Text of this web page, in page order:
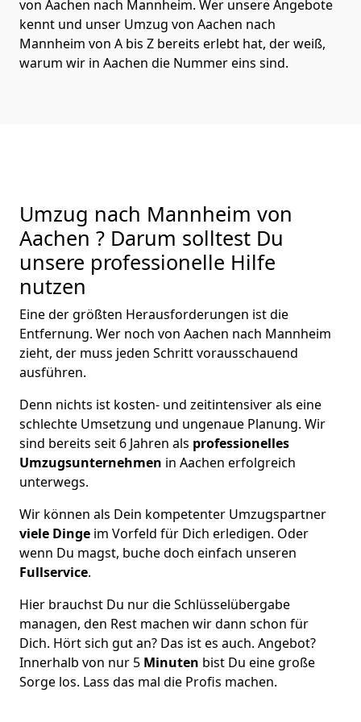
von Aachen nach Mannheim. Wer unsere Angebote
kennt und unser Umzug von Aachen nach
Mannheim von A bis Z bereits erlebt hat, der weiß,
warum wir in Aachen die Nummer eins sind.
Umzug nach Mannheim von
Aachen ? Darum solltest Du
unsere professionelle Hilfe
nutzen
Eine der größten Herausforderungen ist die
Entfernung. Wer noch von Aachen nach Mannheim
zieht, der muss jeden Schritt vorausschauend
ausführen.
Denn nichts ist kosten- und zeitintensiver als eine
schlechte Umsetzung und ungenaue Planung. Wir
sind bereits seit 6 Jahren als professionelles
Umzugsunternehmen in Aachen erfolgreich
unterwegs.
Wir können als Dein kompetenter Umzugspartner
viele Dinge im Vorfeld für Dich erledigen. Oder
wenn Du magst, buche doch einfach unseren
Fullservice.
Hier brauchst Du nur die Schlüsselübergabe
managen, den Rest machen wir dann schon für
Dich. Hört sich gut an? Das ist es auch. Angebot?
Innerhalb von nur 5 Minuten bist Du eine große
Sorge los. Lass das mal die Profis machen.